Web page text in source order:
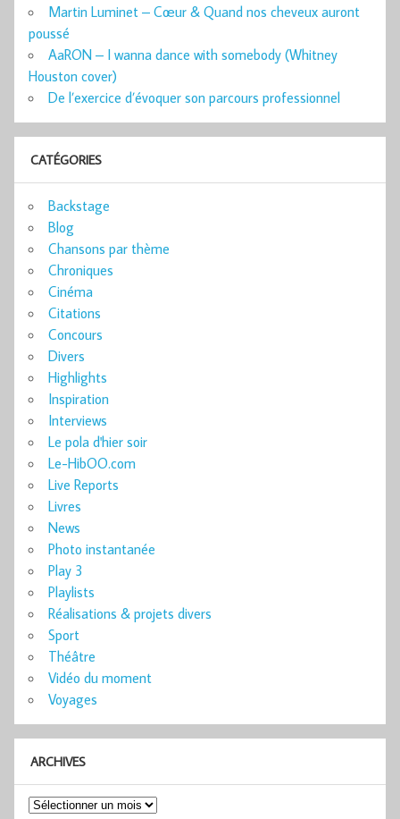
Martin Luminet – Cœur & Quand nos cheveux auront
poussé
AaRON – I wanna dance with somebody (Whitney
Houston cover)
De l’exercice d’évoquer son parcours professionnel
CATÉGORIES
Backstage
Blog
Chansons par thème
Chroniques
Cinéma
Citations
Concours
Divers
Highlights
Inspiration
Interviews
Le pola d'hier soir
Le-HibOO.com
Live Reports
Livres
News
Photo instantanée
Play 3
Playlists
Réalisations & projets divers
Sport
Théâtre
Vidéo du moment
Voyages
ARCHIVES
Archives